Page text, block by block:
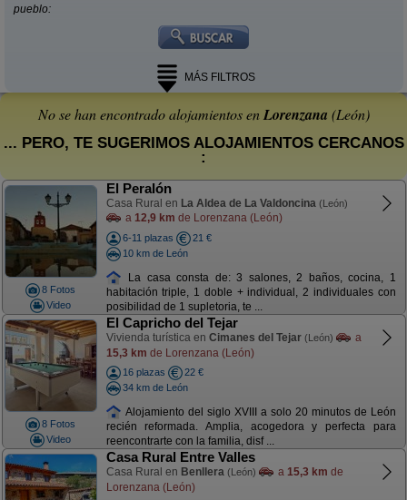
pueblo:
MÁS FILTROS
No se han encontrado alojamientos enLorenzana (León)
... PERO, TE SUGERIMOS ALOJAMIENTOS CERCANOS
:
8 Fotos
Video
El Peralón
Casa Rural en La Aldea de La Valdoncina (León)
a 12,9 km de Lorenzana (León)
6-11 plazas
21 €
10 km de León
La casa consta de: 3 salones, 2 baños, cocina, 1
habitación triple, 1 doble + individual, 2 individuales con
posibilidad de 1 supletoria, te ...
8 Fotos
Video
El Capricho del Tejar
Vivienda turística en Cimanes del Tejar (León)
a
15,3 km de Lorenzana (León)
16 plazas
22 €
34 km de León
Alojamiento del siglo XVIII a solo 20 minutos de León
recién reformada. Amplia, acogedora y perfecta para
reencontrarte con la familia, disf ...
Casa Rural Entre Valles
Casa Rural en Benllera (León) a 15,3 km de
Lorenzana (León)